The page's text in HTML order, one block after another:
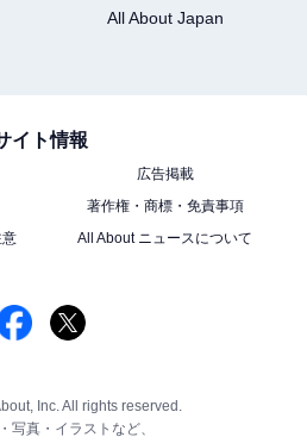
All About Japan
イト情報
広告掲載
著作権・商標・免責事項
All About ニュースについて
Inc. All rights reserved.
写真・イラストなど、